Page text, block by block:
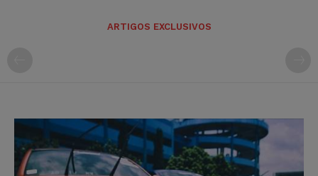
ARTIGOS EXCLUSIVOS